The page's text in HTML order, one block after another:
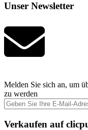
Unser Newsletter
Melden Sie sich an, um
zu werden
Verkaufen auf